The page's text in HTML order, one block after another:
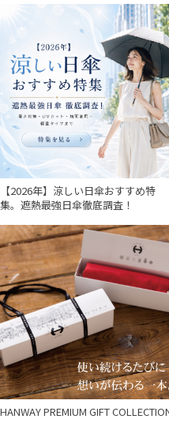
【2026年】涼しい日傘おすすめ特
集。遮熱最強日傘徹底調査！
HANWAY PREMIUM GIFT